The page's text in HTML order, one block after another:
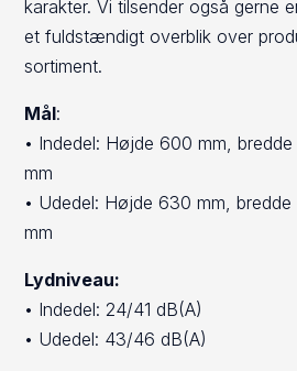
karakter. Vi tilsender også gerne
et fuldstændigt overblik over
sortiment.
Mål:
• Indedel: Højde 600 mm,
mm
• Udedel: Højde 630 mm,
mm
Lydniveau:
• Indedel: 24/41 dB(A)
• Udedel: 43/46 dB(A)